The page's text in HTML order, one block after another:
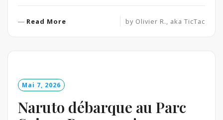
Read More by Olivier R., aka TicTac
Mai 7, 2026
Naruto débarque au Parc